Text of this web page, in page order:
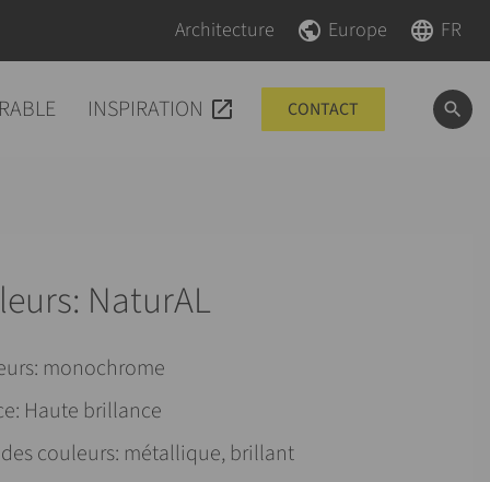
Aller au contenu
Architecture Aller au contenu Europe FR
INSPIRATION CONTACT
NaturAL
monochrome
Haute brillance
couleurs: métallique, brillant